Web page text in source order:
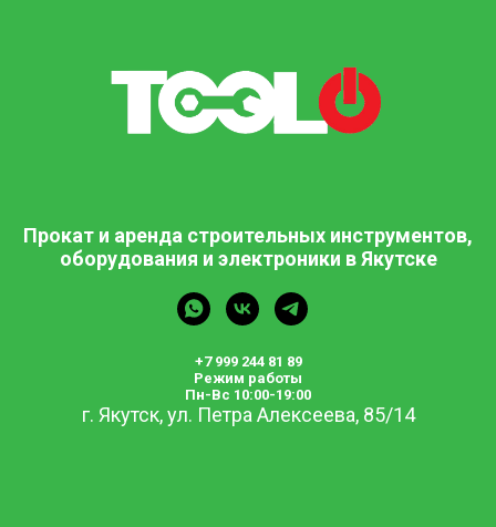
Прокат и аренда строительных инструментов,
оборудования и электроники в Якутске
+7 999 244 81 89
Режим работы
Пн-Вс 10:00-19:00
г. Якутск, ул. Петра Алексеева, 85/14